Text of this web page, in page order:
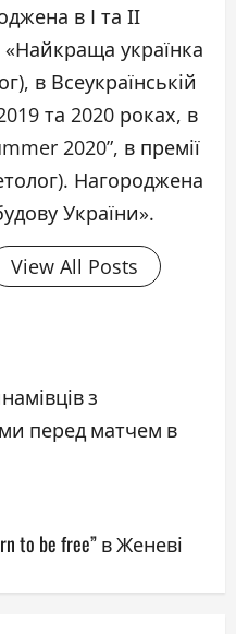
в I та ІІ
українка
в Всеукраїнській
та 2020 роках, в
2020”, в премії
Нагороджена
України».
View All Posts
з
перед матчем в
to be free” в Женеві